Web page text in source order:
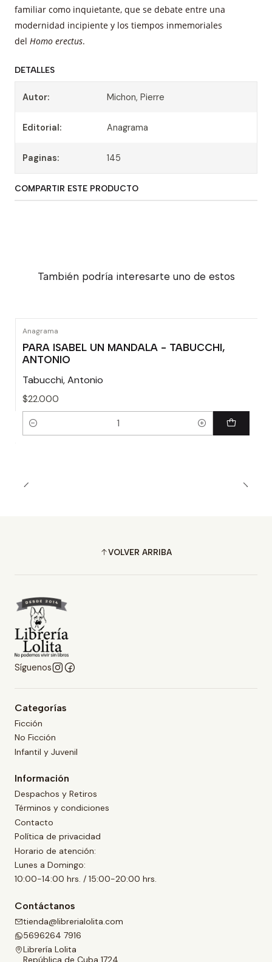
familiar como inquietante, que se debate entre una
modernidad incipiente y los tiempos inmemoriales
del Homo erectus.
DETALLES
Autor: Michon, Pierre
Editorial: Anagrama
Paginas: 145
COMPARTIR ESTE PRODUCTO
También podría interesarte uno de estos
Anagrama
PARA ISABEL UN MANDALA - TABUCCHI,
ANTONIO
Tabucchi, Antonio
$22.000
Cantidad
VOLVER ARRIBA
Síguenos
Categorías
Ficción
No Ficción
Infantil y Juvenil
Información
Despachos y Retiros
Términos y condiciones
Contacto
Política de privacidad
Horario de atención:
Lunes a Domingo:
10:00-14:00 hrs. / 15:00-20:00 hrs.
Contáctanos
tienda@librerialolita.com
5696264 7916
Librería Lolita